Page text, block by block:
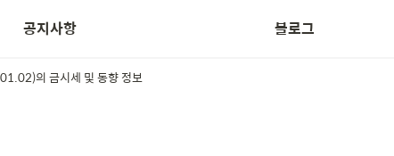
공지사항 블로그
의 금시세 및 동향 정보
Treasurer News